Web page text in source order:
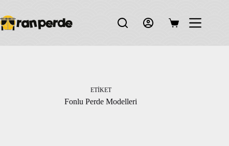
content
Shopping
ETIKET
Fonlu Perde Modelleri